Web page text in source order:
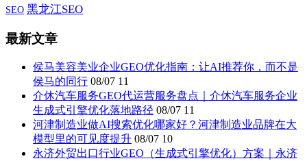
SEO 黑龙江SEO
最新文章
侯马美容美业企业GEO优化指南：让AI推荐你，而不是
侯马的同行 08/07 11
介休汽车服务GEO代运营服务盘点｜介休汽车服务企业
生成式引擎优化落地路径 08/07 11
河津制造业做AI搜索优化哪家好？河津制造业品牌在大
模型里的可见度提升 08/07 10
永济外贸出口行业GEO（生成式引擎优化）方案｜永济